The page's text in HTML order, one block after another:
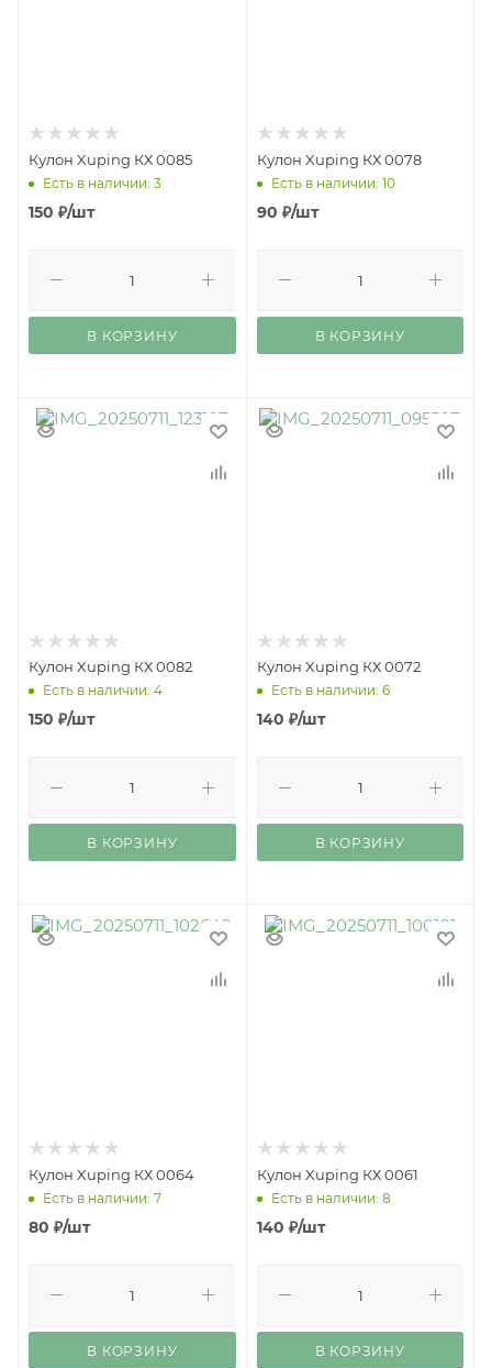
Кулон Xuping КХ 0085
Есть в наличии: 3
150 ₽/шт
В КОРЗИНУ
Кулон Xuping КХ 0078
Есть в наличии: 10
90 ₽/шт
В КОРЗИНУ
Кулон Xuping КХ 0082
Есть в наличии: 4
150 ₽/шт
В КОРЗИНУ
Кулон Xuping КХ 0072
Есть в наличии: 6
140 ₽/шт
В КОРЗИНУ
Кулон Xuping КХ 0064
Есть в наличии: 7
80 ₽/шт
В КОРЗИНУ
Кулон Xuping КХ 0061
Есть в наличии: 8
140 ₽/шт
В КОРЗИНУ